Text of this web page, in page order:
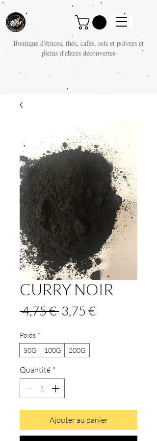
Boutique d'épices, thés, cafés, sels et poivres et
pleins d'autres découvertes
CURRY NOIR
4,75 € Prix
3,75 €Prix
Poids *
50G
100G 200G
Quantité *
Ajouter au panier